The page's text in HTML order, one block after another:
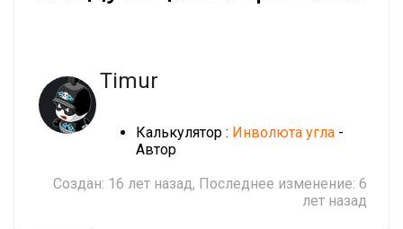
Timur
Калькулятор : Инволюта угла -
Автор
Создан: 16 лет назад, Последнее изменение: 6
лет назад